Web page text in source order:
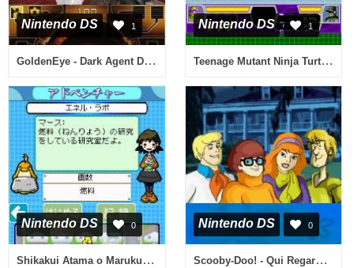
Nintendo DS 1
GoldenEye - Dark Agent DS (Japan)
Nintendo DS 1
Teenage Mutant Ninja Turtles 3 - Mutant Nightmare (Europe) (En,Fr,De,Es,It)
Nintendo DS 0
Shikakui Atama o Maruku Suru. DS - Joushiki, Nanmon no Shou (Japan)
Nintendo DS 0
Scooby-Doo! - Qui Regarde Qui (France) (En,Fr)